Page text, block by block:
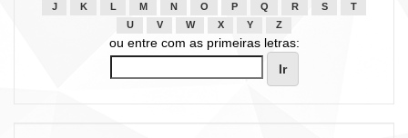
J
K L M N O P Q R S
T
U
V W X Y Z
ou entre com as primeiras letras: